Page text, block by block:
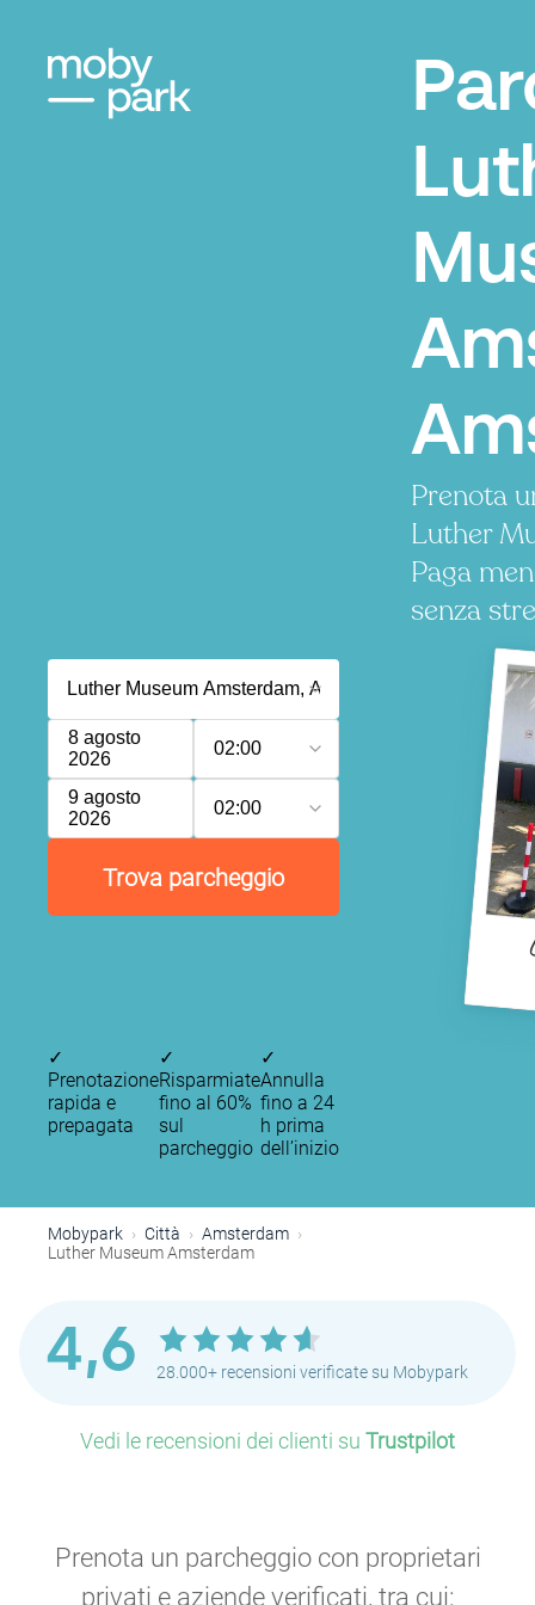
Prenota
Luther
Paga
senza
8 agosto
2026
02:00
9 agosto
2026
02:00
Trova parcheggio
✓
Prenotazione
rapida e
prepagata
✓
Risparmiate
fino al 60%
sul
parcheggio
✓
Annulla
fino a 24
h prima
dell’inizio
Mobypark Città
Amsterdam
Luther Museum Amsterdam
4,6 28.000+ recensioni verificate su Mobypark
Vedi le recensioni dei clienti su Trustpilot
Prenota un parcheggio con proprietari
privati e aziende verificati, tra cui:
P
P
P